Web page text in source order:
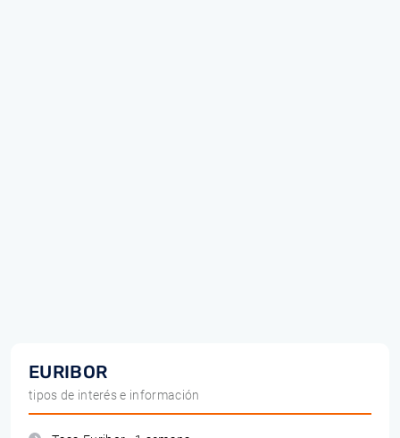
EURIBOR
tipos de interés e información